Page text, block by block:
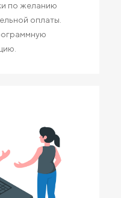
по желанию
оплаты.